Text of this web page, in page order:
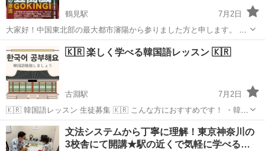
鶴見駅
7月2日
大家好！中国東北部の最大都市瀋陽から参りました方と申します。 来
日して23年目、中国語教師経験は長いです。 キッズからお年寄り、発
音からビジネスまで、幅広い年齢層、目的に応じてレッスン対応が可
能です。 資格試験対策や企...
横浜市 鶴見駅 中国語 レッスン
🇰🇷 楽しく学べる韓国語レッスン 🇰🇷
古淵駅
7月2日
🇰🇷 韓国語レッスン 生徒募集 🇰🇷 こんな方におすすめです！ ・韓国
語の勉強を始めたい方 ・韓国語を独学で学んでいる方 ・会話力をアッ
プさせたい方 ・好きな芸能人の話を聞き取れるようになりたい方 韓国
語指導歴16年の講...
神奈川 相模原市 韓国語 レッスン
文法システムから丁寧に理解！東京神奈川の
3校舎にて開講★駅の近くで気軽に学べる…